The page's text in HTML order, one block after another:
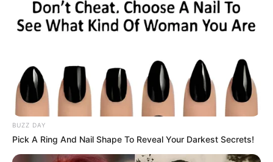
BUZZ DAY
Pick A Ring And Nail Shape To Reveal Your Darkest Secrets!